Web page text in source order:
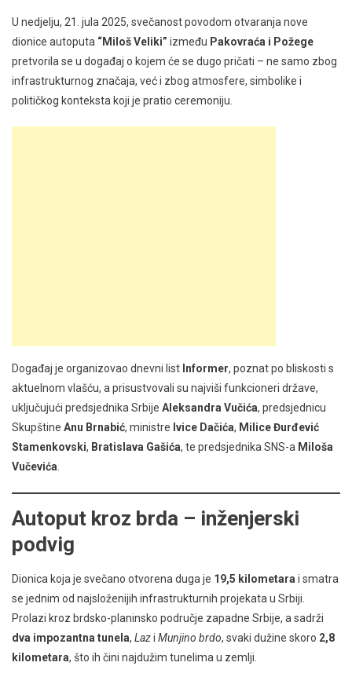
U nedjelju, 21. jula 2025, svečanost povodom otvaranja nove
dionice autoputa “Miloš Veliki” između Pakovraća i Požege
pretvorila se u događaj o kojem će se dugo pričati – ne samo zbog
infrastrukturnog značaja, već i zbog atmosfere, simbolike i
političkog konteksta koji je pratio ceremoniju.
Događaj je organizovao dnevni list Informer, poznat po bliskosti s
aktuelnom vlašću, a prisustvovali su najviši funkcioneri države,
uključujući predsjednika Srbije Aleksandra Vučića, predsjednicu
Skupštine Anu Brnabić, ministre Ivice Dačića, Milice Đurđević
Stamenkovski, Bratislava Gašića, te predsjednika SNS-a Miloša
Vučevića
Autoput kroz brda – inženjerski
podvig
Dionica koja je svečano otvorena duga je 19,5 kilometara i smatra
se jednim od najsloženijih infrastrukturnih projekata u Srbiji.
Prolazi kroz brdsko-planinsko područje zapadne Srbije, a sadrži
dva impozantna tunela, Lazi Munjino brdo, svaki dužine skoro 2,8
kilometara, što ih čini najdužim tunelima u zemlji.